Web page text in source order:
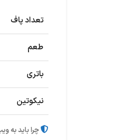
تعداد پاف
طعم
باتری
نیکوتین
چرا باید به